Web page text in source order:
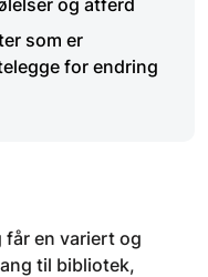
og atferd
som er
for endring
får en variert og
til bibliotek,